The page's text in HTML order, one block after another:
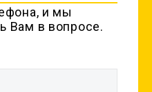
и мы
Вам в вопросе.